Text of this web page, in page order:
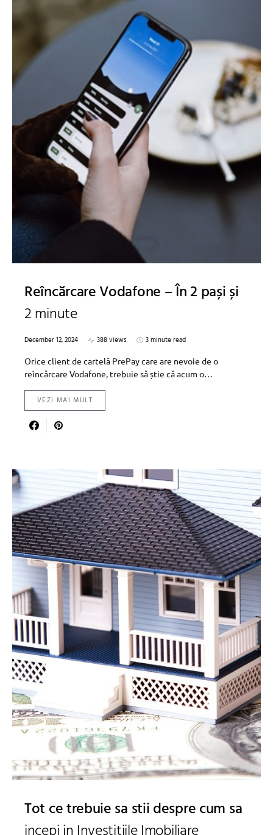
Reîncărcare Vodafone – În 2 pași și
2 minute
December 12, 2024 388 views
3 minute read
Orice client de cartelă PrePay care are nevoie de o
reîncărcare Vodafone, trebuie să știe că acum o…
VEZI MAI MULT
Tot ce trebuie sa stii despre cum sa